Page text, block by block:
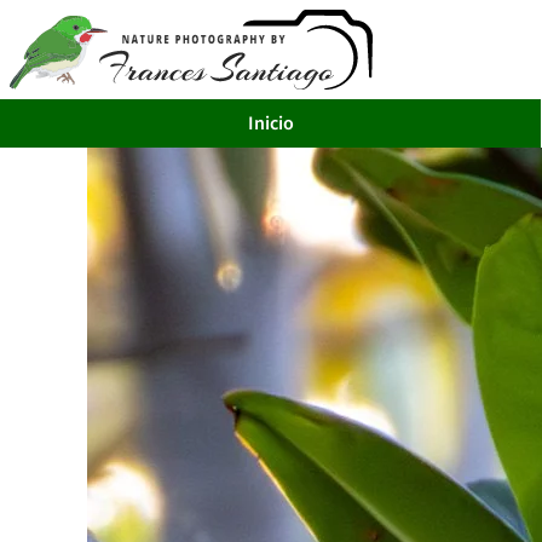
Inicio